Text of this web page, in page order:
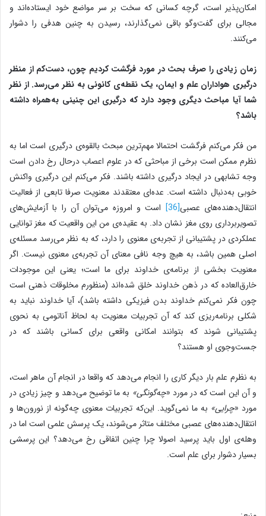
امکان‌پذیر است، گرچه کسانی که سخت بر سر مواضع خود ایستاده‌اند و
مجالی برای گفت‌وگو باقی نمی‌گذارند، رسیدن به چنین هدفی را دشوار
می‌کنند.
زمان زیادی را صرف بحث در مورد فرگشت کردیم چون، دست‌کم از منظر
درگیری هواداران علم و ایمان، یک نقطه‌ی کانونی به نظر می‌رسد. از نظر
شما آیا مباحث دیگری وجود دارد که درگیری این چنینی به‌همراه داشته
باشد؟
من فکر می‌کنم فرگشت احتمالا مهم‌ترین مبحث بالقوه‌ی درگیری است اما به
نظرم ممکن است برخی از مباحثی که در علوم اعصاب درحال رخ دادن است
وجه تشابهی در ایجاد درگیری داشته باشند. فکر می‌کنم این درگیری واکنش
خوبی به‌دنبال داشته است. عده‌ای معتقدند معنویت صرفا تابعی از فعالیت
انتقال‌دهنده‌های عصبی[36]
است و امروزه می‌توان آن را با آزمایش‌های
تصویربرداری روی مغز نشان داد. به عقیده‌ی من این واقعیت که مغز توانایی
عملکردی در پشتیبانی از تجربه‌ی معنوی را دارد، که به نظر می‌رسد مسئله‌ی
اصلی همین باشد، به هیچ وجه نافی معنای آن تجربه‌ی معنوی نیست. اگر
معنویت بخشی از برنامه‌ی خداوند برای ما است؛ یعنی این موجودات
خارق‌العاده که در ذهن خداوند خلق شده‌اند (منظورم مخلوقات ذهنی است
چون فکر نمی‌کنم خداوند بدن فیزیکی داشته باشد)، آیا خداوند نباید به
شکلی برنامه‌ریزی کند که آن تجربیات معنویت به لحاظ آناتومی به نحوی
پشتیبانی شوند که بتوانند امکانی واقعی برای کسانی باشند که در
جست‌وجوی او هستند؟
به نظرم علم بار دیگر کاری را انجام می‌دهد که واقعا در انجام آن ماهر است،
و آن این است که در مورد «چه‌گونگی» به ما توضیح می‌دهد و چیز زیادی در
مورد «چرایی» به ما نمی‌گوید. این‌که تجربیات معنوی چه‌گونه از نورون‌ها و
انتقال‌‌دهنده‌های عصبی مختلف متاثر می‌شوند، یک پرسش علمی ‌است اما در
وهله‌ی اول باید پرسید اصولا چرا چنین اتفاقی رخ می‌دهد؟ این پرسشی
بسیار دشوار برای علم است.